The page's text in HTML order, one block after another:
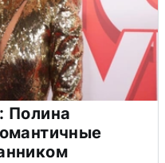
Полина